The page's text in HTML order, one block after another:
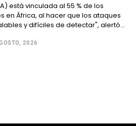
está vinculada al 55 % de los
en África, al hacer que los ataques
y difíciles de detectar", alertó...
2026